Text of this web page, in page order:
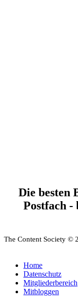
Die besten
Postfach -
The Content Society ©
Home
Datenschutz
Mitgliederbereich
Mitbloggen